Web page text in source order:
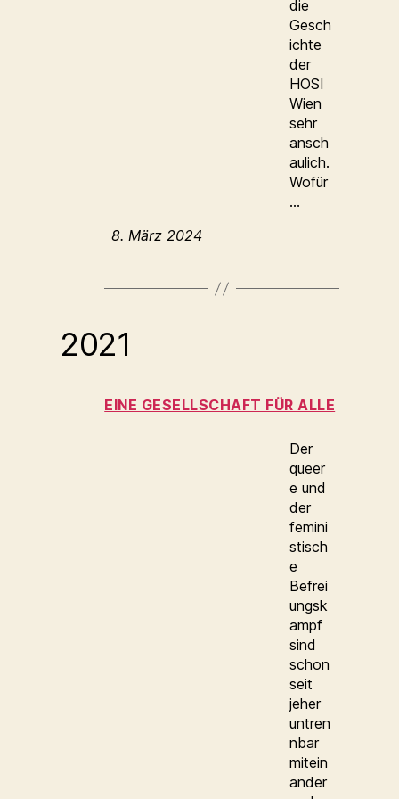
die
Gesch
ichte
der
HOSI
Wien
sehr
ansch
aulich.
Wofür
…
8. März 2024
2021
EINE GESELLSCHAFT FÜR ALLE
Der
queer
e und
der
femini
stisch
e
Befrei
ungsk
ampf
sind
schon
seit
jeher
untren
nbar
mitein
ander